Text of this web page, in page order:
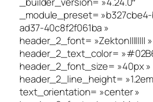
_module_preset=
ad37-40c8f2f061ba »
header_2_font= »Zekton|||||||| »
header_2_text_color=
header_2_font_size= »40px »
header_2_line_height=
text_orientation= »center »